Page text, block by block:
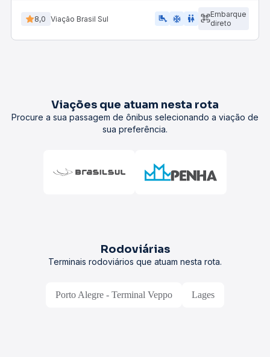
8,0 Viação Brasil Sul airline_seat_legroom_extra ac_unit wc
Embarque
direto
Viações que atuam nesta rota
Procure a sua passagem de ônibus selecionando a viação de
sua preferência.
Rodoviárias
Terminais rodoviários que atuam nesta rota.
Porto Alegre - Terminal Veppo Lages